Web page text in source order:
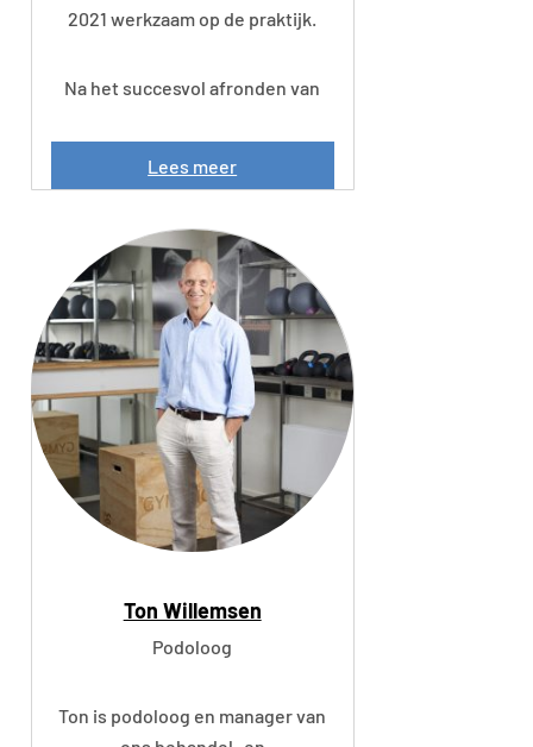
2021 werkzaam op de praktijk.
Na het succesvol afronden van
Lees meerJ
e
f
r
e
y
v
a
n
o
o
e
n
Ton Willemsen
Podoloog
Ton is podoloog en manager van